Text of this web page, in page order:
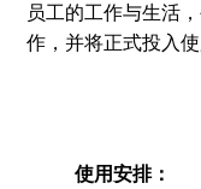
员工的工作与生活
作，并将正式投入使
使用安排：